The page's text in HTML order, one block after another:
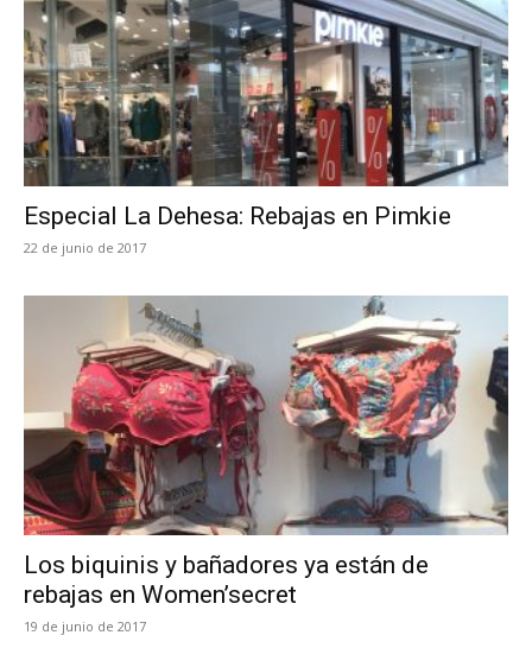
Especial La Dehesa: Rebajas en Pimkie
22 de junio de 2017
Los biquinis y bañadores ya están de
rebajas en Women’secret
19 de junio de 2017